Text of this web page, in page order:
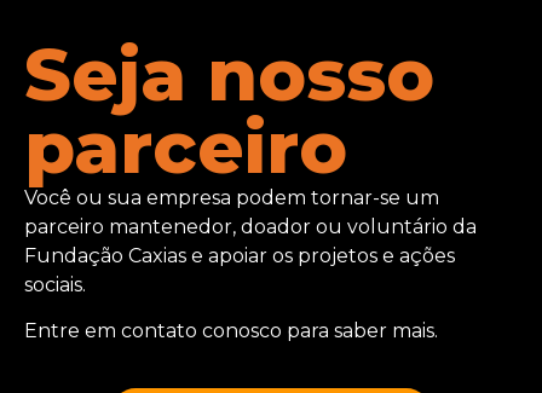
Seja nosso
parceiro
Você ou sua empresa podem tornar-se um
parceiro mantenedor, doador ou voluntário da
Fundação Caxias e apoiar os projetos e ações
sociais.
Entre em contato conosco para saber mais.